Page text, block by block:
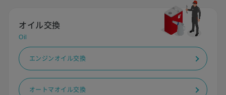
オイル交換
Oil
エンジンオイル交換
オートマオイル交換